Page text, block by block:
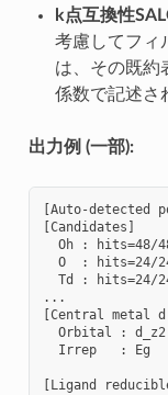
k点互換性
考慮してフィ
は、その既約
係数で記述さ
出力例 (一部):
[Auto-detected
[Candidates]
Oh : hits=48/
O  : hits=24/
Td : hits=24/
...
[Central metal
  Orbital : d_z2
  Irrep   : Eg
[Ligand